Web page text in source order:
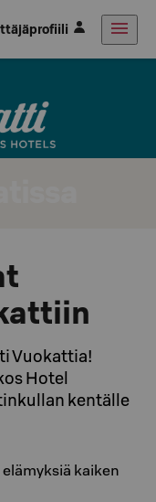
Vuokattia!
Hotel
kentälle
kaiken